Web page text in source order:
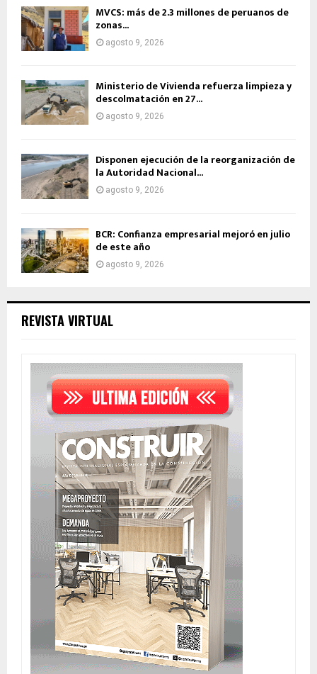
MVCS: más de 2.3 millones de peruanos de
zonas...
agosto 9, 2026
Ministerio de Vivienda refuerza limpieza y
descolmatación en 27...
agosto 9, 2026
Disponen ejecución de la reorganización de
la Autoridad Nacional...
agosto 9, 2026
BCR: Confianza empresarial mejoró en julio
de este año
agosto 9, 2026
REVISTA VIRTUAL